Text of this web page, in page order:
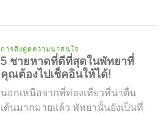
การดึงดูดความน่าสนใจ
5 ชายหาดที่ดีที่สุดในพัทยาที่
คุณต้องไปเช็คอินให้ได้!
นอกเหนือจากที่ท่องเที่ยวที่น่าตื่น
เต้นมากมายแล้ว พัทยานั้นยังเป็นที่